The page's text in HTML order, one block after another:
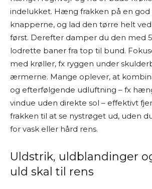
indelukket. Hæng frakken på en god
knapperne, og lad den tørre helt
først. Derefter damper du den med
lodrette baner fra top til bund.
med krøller, fx ryggen under
ærmerne. Mange oplever, at
og efterfølgende udluftning – fx
vindue uden direkte sol – effektivt
frakken til at se nystrøget ud, uden
for vask eller hård rens.
Uldstrik, uldblandinger
uld skal til rens